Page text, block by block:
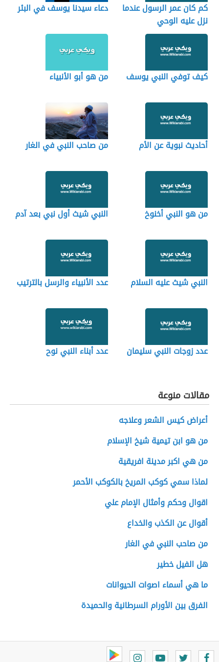
كم كان عمر الرسول عندما
نزل عليه الوحي
دعاء سيدنا يوسف في البئر
كيف توفي النبي يوسف من هو أبو الأنبياء
أحاديث نبوية عن الأم من صاحب النبي في الغار
من هو النبي أخنوخ النبي شيث أول نبي بعد آدم
النبي شيث عليه السلام عدد الأنبياء والرسل بالترتيب
عدد زوجات النبي سليمان عدد أبناء النبي نوح
مقالات منوعة
أعراض كيس الشعر وعلاجه
من هو ابن تيمية شيخ الإسلام
من هي اكبر مدينة افريقية
لماذا سمي كوكب المريخ بالكوكب الأحمر
اقوال وحكم وأمثال الإمام علي
أقوال عن الكذب والخداع
من صاحب النبي في الغار
هل الفيل خطير
ما هي أسماء اصوات الحيوانات
الفرق بين الأورام السرطانية والحميدة